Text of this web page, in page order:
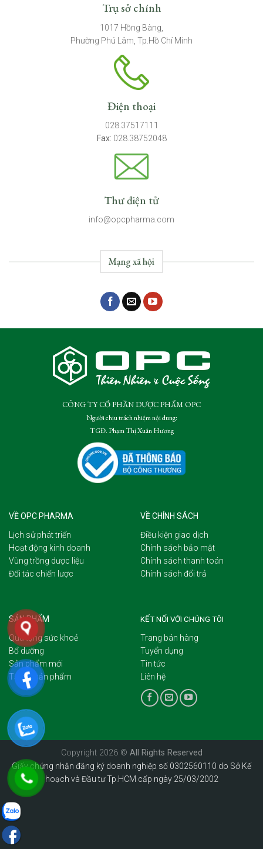
Trụ sở chính
1017 Hồng Bàng,
Phường Phú Lâm, Tp.Hồ Chí Minh
Điện thoại
028.37517111
Fax: 028.38752048
Thư điện tử
info@opcpharma.com
Mạng xã hội
CÔNG TY CỔ PHẦN DƯỢC PHẨM OPC
Người chịu trách nhiệm nội dung:
TGĐ. Phạm Thị Xuân Hương
VỀ OPC PHARMA
Lịch sử phát triển
Hoạt động kinh doanh
Vùng trồng dược liệu
Đối tác chiến lược
VỀ CHÍNH SÁCH
Điều kiện giao dịch
Chính sách bảo mật
Chính sách thanh toán
Chính sách đổi trả
SẢN PHẨM
Quà tặng sức khoẻ
Bổ dưỡng
Sản phẩm mới
Tất cả sản phẩm
KẾT NỐI VỚI CHÚNG TÔI
Trang bán hàng
Tuyển dụng
Tin tức
Liên hệ
Copyright 2026 © All Rights Reserved
Giấy chứng nhận đăng ký doanh nghiệp số 0302560110 do Sở Kế
hoạch và Đầu tư Tp.HCM cấp ngày 25/03/2002